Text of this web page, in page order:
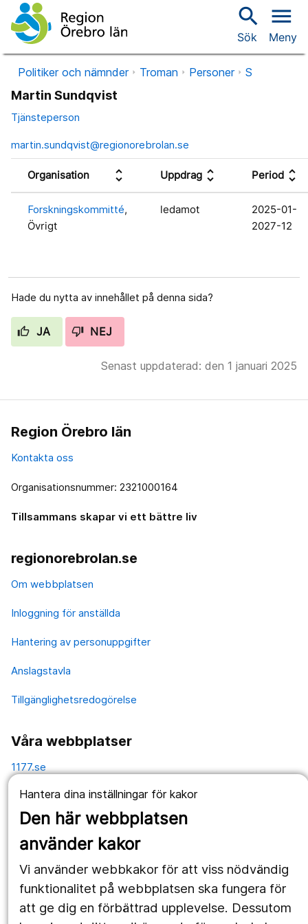
Hantera dina inställningar för kakor
Den här webbplatsen
använder kakor
Vi använder webbkakor för att viss nödvändig
funktionalitet på webbplatsen ska fungera för
att ge dig en förbättrad upplevelse. Dessutom
search
Sök
menu
Meny
Politiker och nämnder Troman Personer S
Martin Sundqvist
Tjänsteperson
martin.sundqvist@regionorebrolan.se
Organisation unfold_more Uppdrag unfold_more Period unfold_more
Forskningskommitté,
Övrigt
ledamot
2025-01-
2027-12
Hade du nytta av innehållet på denna sida?
JA NEJ
Senast uppdaterad: den 1 januari 2025
Region Örebro län
Kontakta oss
Organisationsnummer: 2321000164
Tillsammans skapar vi ett bättre liv
regionorebrolan.se
Om webbplatsen
Inloggning för anställda
Hantering av personuppgifter
Anslagstavla
Tillgänglighetsredogörelse
Våra webbplatser
1177.se
Länstrafiken
Vårdgivare
Utveckling
Följ oss